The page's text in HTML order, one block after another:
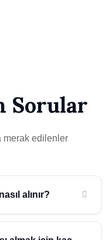
Sorular
merak edilenler
alınır?
önce şirketinizin
Daha sonra, bir